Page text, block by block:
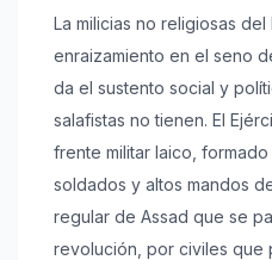
La milicias no religiosas del
enraizamiento en el seno
da el sustento social y
salafistas no tienen. El
frente militar laico,
soldados y altos mandos
regular de Assad que se
revolución, por civiles que